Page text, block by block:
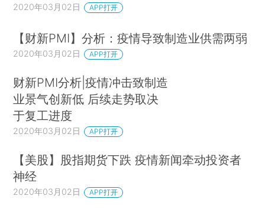
2020年03月02日 APP打开
【财新PMI】分析：疫情导致制造业供需两弱
2020年03月02日 APP打开
财新PMI分析|疫情冲击致制造
业景气创新低 后续走势取决
于复工进度
2020年03月02日 APP打开
【美股】股指期货下跌 疫情新闻牵动投资者
神经
2020年03月02日 APP打开